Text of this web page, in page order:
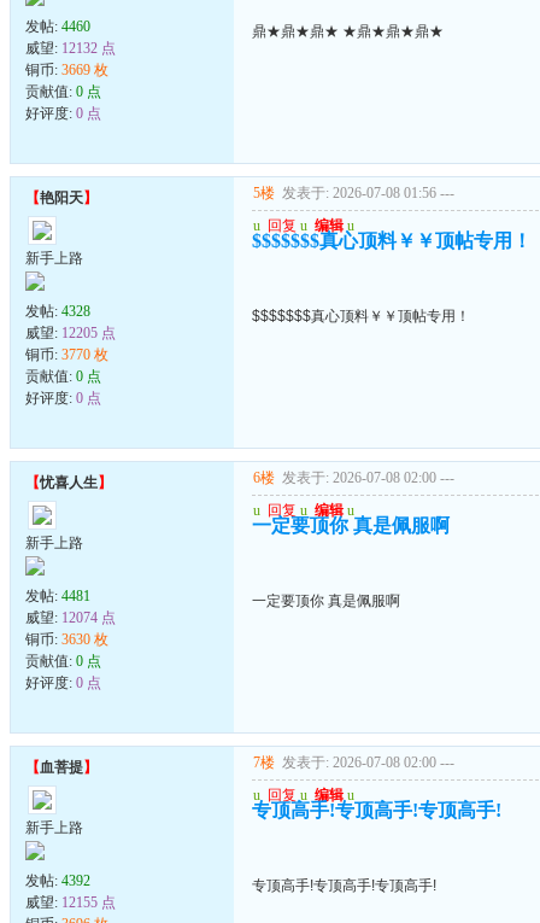
发帖: 4460
威望: 12132 点
铜币: 3669 枚
贡献值: 0 点
好评度: 0 点
鼎★鼎★鼎★ ★鼎★鼎★鼎★
【艳阳天】
新手上路
发帖: 4328
威望: 12205 点
铜币: 3770 枚
贡献值: 0 点
好评度: 0 点
5楼 发表于: 2026-07-08 01:56 ---
u 回复 u 编辑 u
$$$$$$$真心顶料￥￥顶帖专用！
$$$$$$$真心顶料￥￥顶帖专用！
【忧喜人生】
新手上路
发帖: 4481
威望: 12074 点
铜币: 3630 枚
贡献值: 0 点
好评度: 0 点
6楼 发表于: 2026-07-08 02:00 ---
u 回复 u 编辑 u
一定要顶你 真是佩服啊
一定要顶你 真是佩服啊
【血菩提】
新手上路
发帖: 4392
威望: 12155 点
7楼 发表于: 2026-07-08 02:00 ---
u 回复 u 编辑 u
专顶高手!专顶高手!专顶高手!
专顶高手!专顶高手!专顶高手!